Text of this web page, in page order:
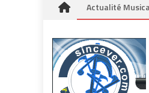
Actualité